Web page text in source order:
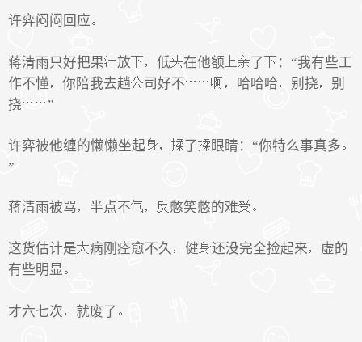
许弈闷闷回应
蒋清雨只好把果 放 低 在他额 了
：“我有些工
作不懂
你陪我去趟 司好不 哈哈哈 别挠
别
挠
”
许弈被他缠的懒懒坐起 了
眼睛：“你特么事真多
”
蒋清雨被骂 半点不 憋笑憋的难
这货估计是 病刚痊愈不久 健 还没完全捡起来
虚的
有些明显
才六七次 就废了